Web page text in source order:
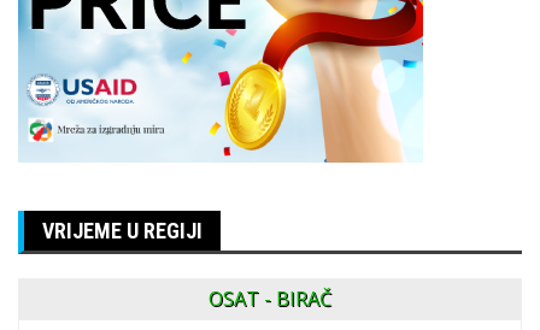
VRIJEME U REGIJI
OSAT - BIRAČ